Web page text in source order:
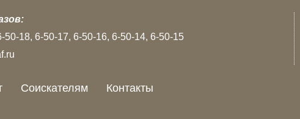
6‑50‑17 6‑50‑16 6‑50‑14 6‑50‑15
Соискателям Контакты